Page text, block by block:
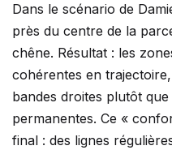
Dans le scénario de
près du centre de la
chêne. Résultat : les
cohérentes en
bandes droites plutôt
permanentes. Ce «
final : des lignes